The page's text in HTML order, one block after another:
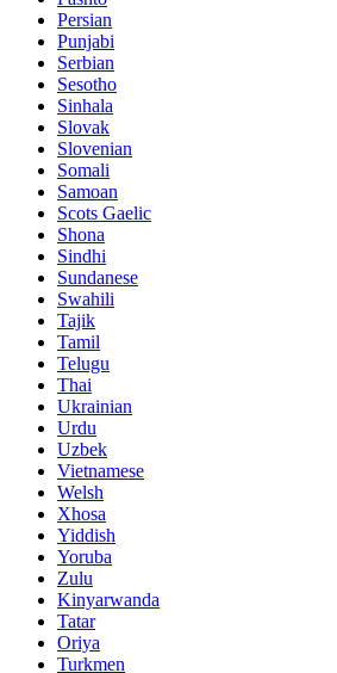
Persian
Punjabi
Serbian
Sesotho
Sinhala
Slovak
Slovenian
Somali
Samoan
Scots Gaelic
Shona
Sindhi
Sundanese
Swahili
Tajik
Tamil
Telugu
Thai
Ukrainian
Urdu
Uzbek
Vietnamese
Welsh
Xhosa
Yiddish
Yoruba
Zulu
Kinyarwanda
Tatar
Oriya
Turkmen